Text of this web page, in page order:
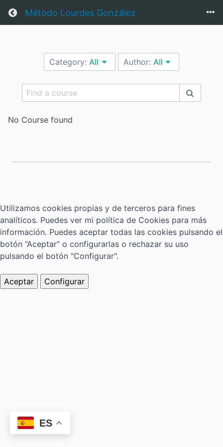
Return home
Método Lourdes González
Category:All Author: All
No Course found
ES
Utilizamos cookies propias y de terceros para fines
analíticos. Puedes ver mi política de Cookies para más
información. Puedes aceptar todas las cookies pulsando el
botón “Aceptar” o configurarlas o rechazar su uso
pulsando el botón "Configurar".
Aceptar Configurar